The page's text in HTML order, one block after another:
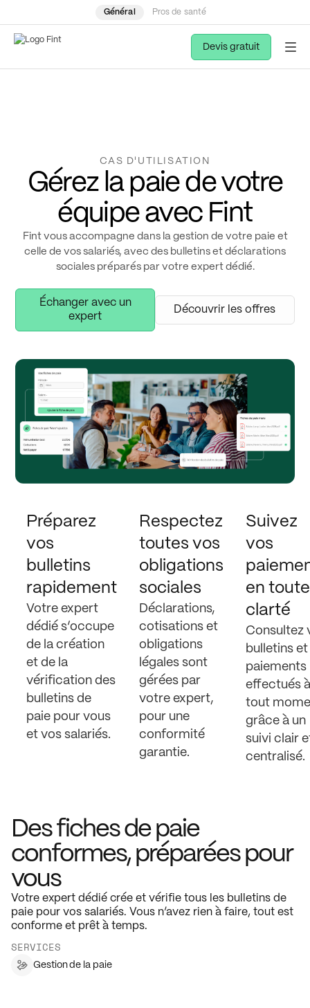
Général Pros de santé
Devis gratuit
CAS D'UTILISATION
Gérez la paie de votre
équipe avec Fint
Fint vous accompagne dans la gestion de votre paie et
celle de vos salariés, avec des bulletins et déclarations
sociales préparés par votre expert dédié.
Échanger avec un
expert
Découvrir les offres
Préparez
vos
bulletins
rapidement
Votre expert
dédié s’occupe
de la création
et de la
vérification des
bulletins de
paie pour vous
et vos salariés.
Respectez
toutes vos
obligations
sociales
Déclarations,
cotisations et
obligations
légales sont
gérées par
votre expert,
pour une
conformité
garantie.
Suivez
vos
en toute
clarté
Consultez
bulletins et
paiements
effectués
tout
grâce à un
suivi clair
centralisé.
Des fiches de paie
conformes, préparées pour
vous
Votre expert dédié crée et vérifie tous les bulletins de
paie pour vos salariés. Vous n’avez rien à faire, tout est
conforme et prêt à temps.
SERVICES
Gestion de la paie